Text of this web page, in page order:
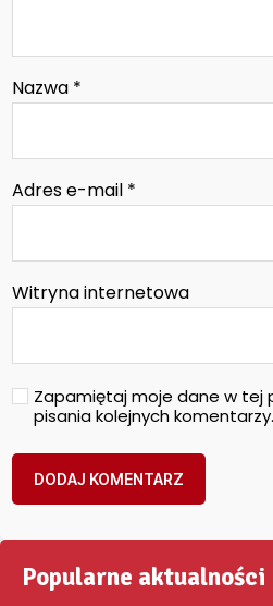
Nazwa *
Adres e-mail *
Witryna internetowa
Zapamiętaj moje dane w tej
pisania kolejnych komentarzy.
Popularne aktualności